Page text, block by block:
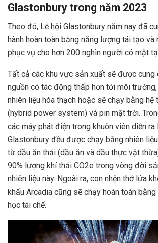
Glastonbury trong năm 2023
Theo đó, Lễ hội Glastonbury năm nay đã
hành hoàn toàn bằng năng lượng tái tạo và
phục vụ cho hơn 200 nghìn người có mặt
Tất cả các khu vực sản xuất sẽ được
nguồn có tác động thấp hơn tới môi
nhiên liệu hóa thạch hoặc sẽ chạy bằng hệ
(hybrid power system) và pin mặt trời.
các máy phát điện trong khuôn viên diễn ra
Glastonbury đều được chạy bằng nhiên
từ dầu ăn thải (dầu ăn và dầu thực vật
90% lượng khí thải CO2e trong vòng đời
nhiên liệu này. Ngoài ra, con nhện thở lửa
khấu Arcadia cũng sẽ chạy hoàn toàn
học tái chế.